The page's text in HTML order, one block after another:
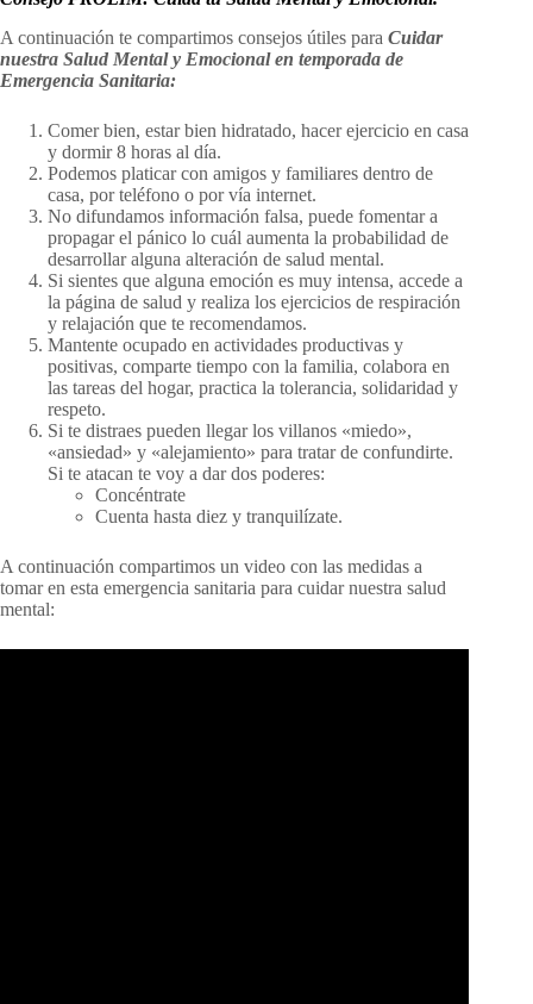
A continuación te compartimos consejos útiles para Cuidar
nuestra Salud Mental y Emocional en temporada de
Emergencia Sanitaria:
Comer bien, estar bien hidratado, hacer ejercicio en casa
y dormir 8 horas al día.
Podemos platicar con amigos y familiares dentro de
casa, por teléfono o por vía internet.
No difundamos información falsa, puede fomentar a
propagar el pánico lo cuál aumenta la probabilidad de
desarrollar alguna alteración de salud mental.
Si sientes que alguna emoción es muy intensa, accede a
la página de salud y realiza los ejercicios de respiración
y relajación que te recomendamos.
Mantente ocupado en actividades productivas y
positivas, comparte tiempo con la familia, colabora en
las tareas del hogar, practica la tolerancia, solidaridad y
respeto.
Si te distraes pueden llegar los villanos «miedo»,
«ansiedad» y «alejamiento» para tratar de confundirte.
Si te atacan te voy a dar dos poderes:
Concéntrate
Cuenta hasta diez y tranquilízate.
A continuación compartimos un video con las medidas a
tomar en esta emergencia sanitaria para cuidar nuestra salud
mental: